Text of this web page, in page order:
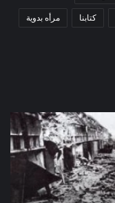
كتابنا مرأه بدوية